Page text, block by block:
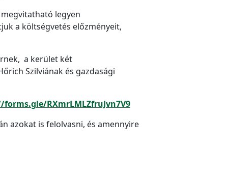
legyen
a költségvetés előzményeit,
a kerület két
Szilviának és gazdasági
RXmrLMLZfruJvn7V9
azokat is felolvasni, és amennyire